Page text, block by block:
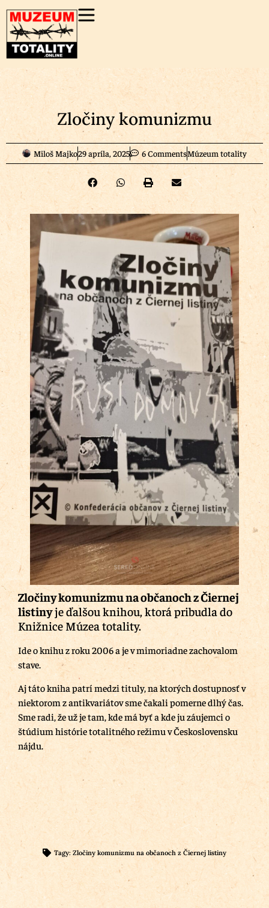
Zločiny komunizmu
Miloš Majko29 apríla, 2025 6 CommentsMúzeum totality
Zločiny komunizmu na občanoch z Čiernej
listinyje ďalšou knihou, ktorá pribudla do
Knižnice Múzea totality.
Ide o knihu z roku 2006 a je v mimoriadne zachovalom
stave.
Aj táto kniha patrí medzi tituly, na ktorých dostupnosť v
niektorom z antikvariátov sme čakali pomerne dlhý čas.
Sme radi, že už je tam, kde má byť a kde ju záujemci o
štúdium histórie totalitného režimu v Československu
nájdu.
Tagy: Zločiny komunizmu na občanoch z Čiernej listiny